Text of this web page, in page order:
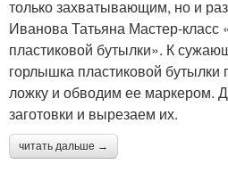
только захватывающим, но и
Иванова Татьяна Мастер-класс
пластиковой бутылки». К
горлышка пластиковой
ложку и обводим ее маркером.
заготовки и вырезаем их.
читать дальше →